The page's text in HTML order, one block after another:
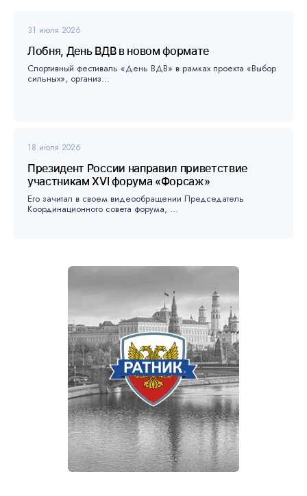
31 июля 2026
Лобня, День ВДВ в новом формате
Спортивный фестиваль «День ВДВ» в рамках проекта «Выбор
сильных», организ...
18 июля 2026
Президент России направил приветствие
участникам XVI форума «Форсаж»
Его зачитал в своем видеообращении Председатель
Координационного совета форума, ...